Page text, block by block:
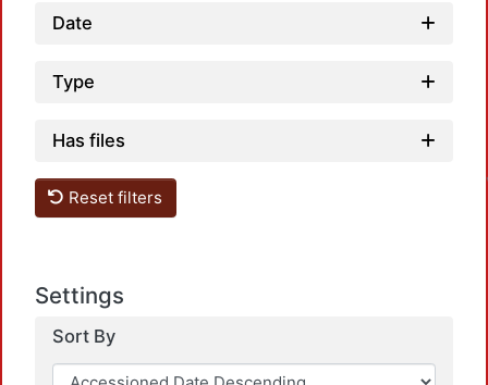
Date
Type
Has files
Reset filters
Settings
Sort By